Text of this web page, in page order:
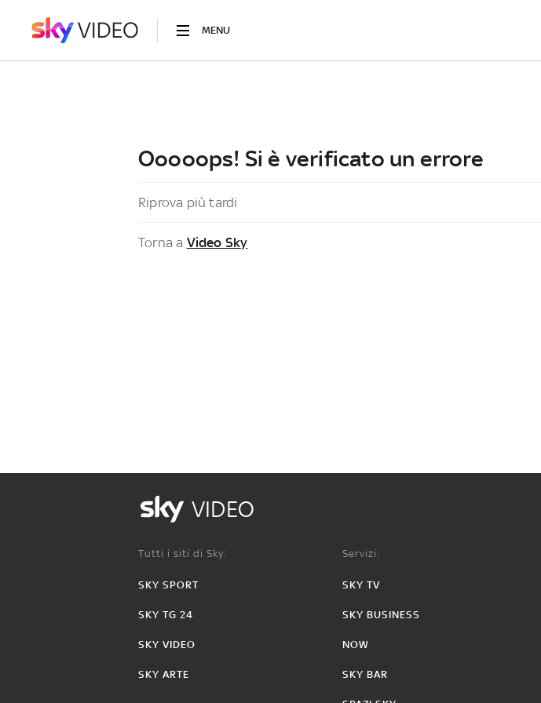
MENU
Ooooops! Si è verificato un errore
Riprova più tardi
Torna a Video Sky
VIDEO
Tutti i siti di Sky:
SKY SPORT
SKY TG 24
SKY VIDEO
SKY ARTE
Servizi:
SKY TV
SKY BUSINESS
NOW
SKY BAR